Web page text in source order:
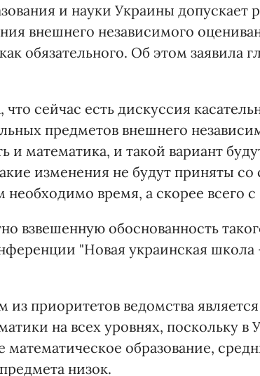
и науки Украины допускает
внешнего независимого
обязательного. Об этом заявила
сейчас есть дискуссия
предметов внешнего
и математика, и такой вариант
изменения не будут приняты со
необходимо время, а скорее всего с
взвешенную обоснованность
"Новая украинская
из приоритетов ведомства
на всех уровнях, поскольку в
математическое образование,
низок.